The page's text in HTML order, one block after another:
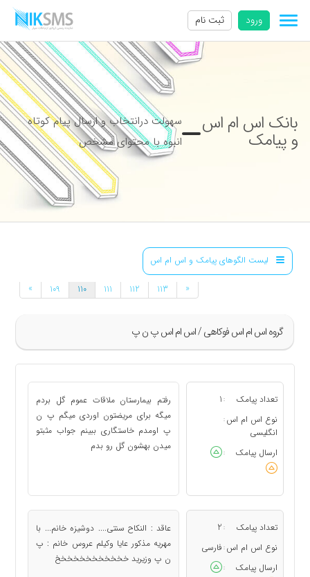
ورود ثبت نام
بانک اس ام اس
و پیامک
سهولت درانتخاب و ارسال پیام کوتاه
انبوه با محتوای مشخص
لیست الگوهای پیامک و اس ام اس
گروه اس ام اس فوکاهی / اس ام اس پ ن پ
» 109 110 111 112 113 «
تعداد پیامک :
1
نوع اس ام اس :
انگلیسی
ارسال پیامک
:
رفتم بیمارستان ملاقات عموم گل بردم
میگه برای مریضتون اوردی میگم پ ن
پ اومدم خاستگاری ببینم جواب مثبتو
میدن بهشون گل رو بدم
تعداد پیامک :
2
نوع اس ام اس : فارسی
ارسال پیامک
:
عاقد : النکاح سنتی.... دوشیزه خانم... با
مهریه مذکور عایا وکیلم عروس خانم : پ
ن پ وزیرید خخخخخخخخخخخخ